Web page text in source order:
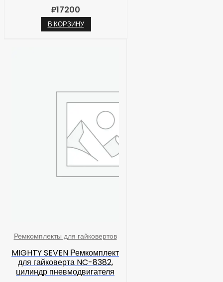
₽17200
В КОРЗИНУ
Ремкомплекты для гайковертов
MIGHTY SEVEN Ремкомплект
для гайковерта NC-8382,
цилиндр пневмодвигателя